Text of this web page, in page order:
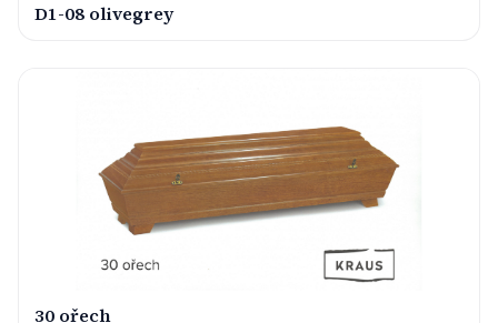
D1-08 olivegrey
30 ořech